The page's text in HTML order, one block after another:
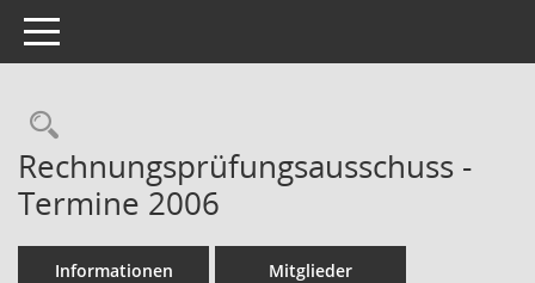
Toggle navigation
Rechercheauswahl
Rechnungsprüfungsausschuss -
Termine 2006
Informationen Mitglieder